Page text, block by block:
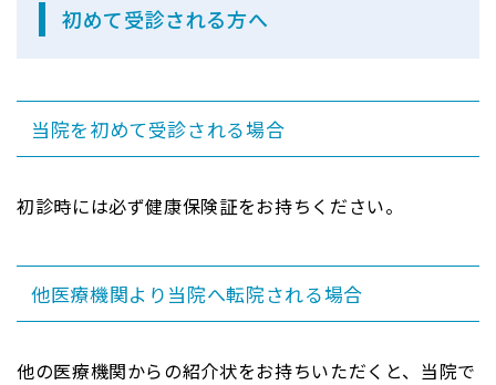
初めて受診される方へ
当院を初めて受診される場合
初診時には必ず健康保険証をお持ちください。
他医療機関より当院へ転院される場合
他の医療機関からの紹介状をお持ちいただくと、当院で